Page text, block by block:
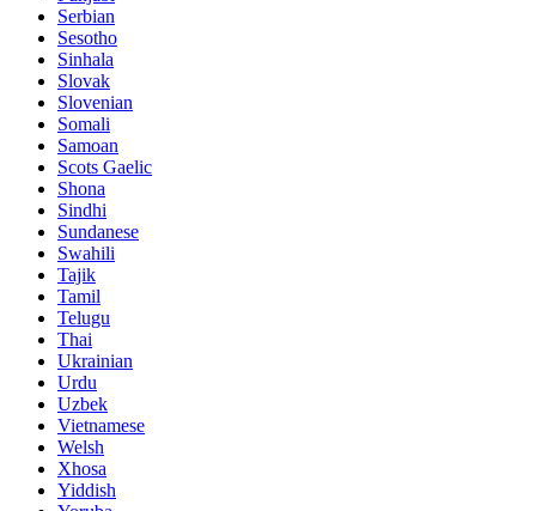
Serbian
Sesotho
Sinhala
Slovak
Slovenian
Somali
Samoan
Scots Gaelic
Shona
Sindhi
Sundanese
Swahili
Tajik
Tamil
Telugu
Thai
Ukrainian
Urdu
Uzbek
Vietnamese
Welsh
Xhosa
Yiddish